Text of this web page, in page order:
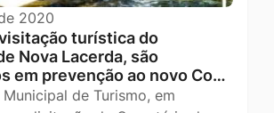
2020
turística do
Nova Lacerda, são
em prevenção ao novo Co…
de Turismo, em